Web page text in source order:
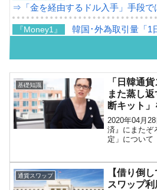
⇒「金を経由するドル入手」手段で
『Money1』
韓国･外為取引量「1
い「50.5％」に上昇
『Money1』
韓国大統領府ボンク
⇒ 国家が行った恐るべき株価操作
韓国･警察職員が「
『Money1』
中国だけが鉄鋼輸出
国の過剰生産が世界を蝕む。
基礎知識
「日韓通
また蒸し
断キット
ろ
2020年04月
済』にまたぞ
定」について
に引用しま
防ぎ、世界
に、今、韓国
通貨スワップ
【借り倒
スワップ